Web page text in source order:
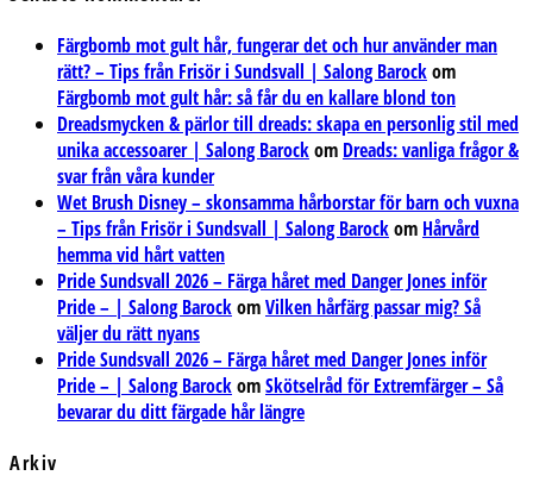
Färgbomb mot gult hår, fungerar det och hur använder man
rätt? – Tips från Frisör i Sundsvall | Salong Barockom
Färgbomb mot gult hår: så får du en kallare blond ton
Dreadsmycken & pärlor till dreads: skapa en personlig stil med
unika accessoarer | Salong Barockom Dreads: vanliga frågor &
svar från våra kunder
Wet Brush Disney – skonsamma hårborstar för barn och vuxna
– Tips från Frisör i Sundsvall | Salong Barockom Hårvård
hemma vid hårt vatten
Pride Sundsvall 2026 – Färga håret med Danger Jones inför
Pride – | Salong BarockomVilken hårfärg passar mig? Så
väljer du rätt nyans
Pride Sundsvall 2026 – Färga håret med Danger Jones inför
Pride – | Salong BarockomSkötselråd för Extremfärger – Så
bevarar du ditt färgade hår längre
Arkiv